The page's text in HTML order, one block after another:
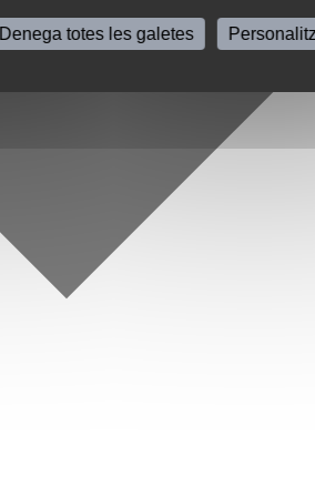
Denega totes les galetes